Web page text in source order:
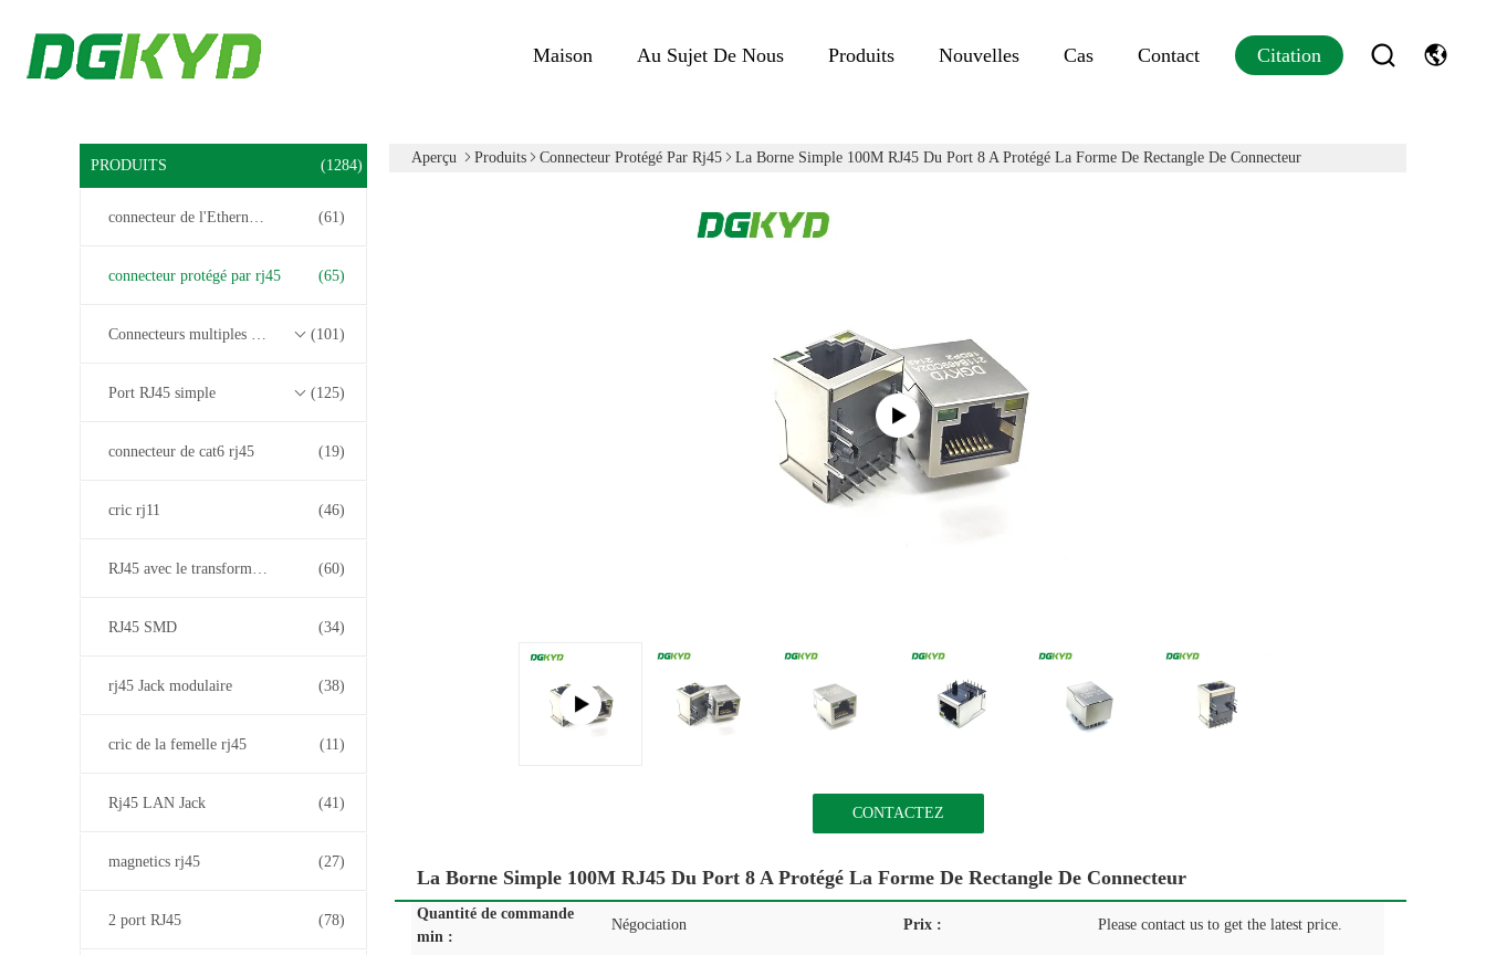
Maison Au Sujet De Nous Produits Nouvelles Cas Contact Citation
PRODUITS (1284)
connecteur de l'Ethernet rj45 (61)
connecteur protégé par rj45 (65)
Connecteurs multiples du port RJ45 (101)
Port RJ45 simple (125)
connecteur de cat6 rj45 (19)
cric rj11 (46)
RJ45 avec le transformateur (60)
RJ45 SMD (34)
rj45 Jack modulaire (38)
cric de la femelle rj45 (11)
Rj45 LAN Jack (41)
magnetics rj45 (27)
2 port RJ45 (78)
Aperçu Produits Connecteur Protégé Par Rj45 La Borne Simple 100M RJ45 Du Port 8 A Protégé La Forme De Rectangle De Connecteur
CONTACTEZ
La Borne Simple 100M RJ45 Du Port 8 A Protégé La Forme De Rectangle De Connecteur
Quantité de commande
min :
Négociation Prix : Please contact us to get the latest price.